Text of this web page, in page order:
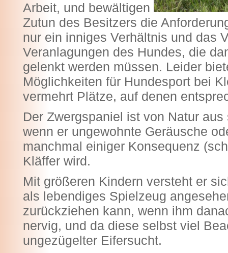
Arbeit, und bewältigen
Zutun des Besitzers die
nur ein inniges Verhältnis und das
Veranlagungen des Hundes, die
gelenkt werden müssen. Leider
Möglichkeiten für Hundesport bei
vermehrt Plätze, auf denen
Der Zwergspaniel ist von Natur
wenn er ungewohnte Geräusche
manchmal einiger Konsequenz
Kläffer wird.
Mit größeren Kindern versteht er
als lebendiges Spielzeug
zurückziehen kann, wenn ihm
nervig, und da diese selbst viel
ungezügelter Eifersucht.